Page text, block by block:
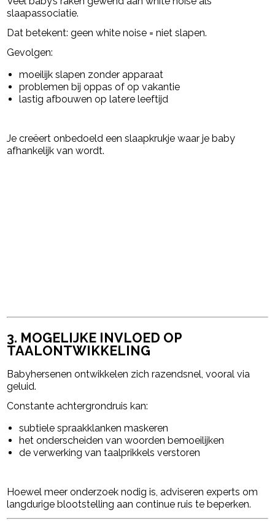
slaapassociatie.
Dat betekent: geen white noise = niet slapen.
Gevolgen:
moeilijk slapen zonder apparaat
problemen bij oppas of op vakantie
lastig afbouwen op latere leeftijd
Je creëert onbedoeld een slaapkrukje waar je baby
afhankelijk van wordt.
3. MOGELIJKE INVLOED OP
TAALONTWIKKELING
Babyhersenen ontwikkelen zich razendsnel, vooral via
geluid.
Constante achtergrondruis kan:
subtiele spraakklanken maskeren
het onderscheiden van woorden bemoeilijken
de verwerking van taalprikkels verstoren
Hoewel meer onderzoek nodig is, adviseren experts om
langdurige blootstelling aan continue ruis te beperken.